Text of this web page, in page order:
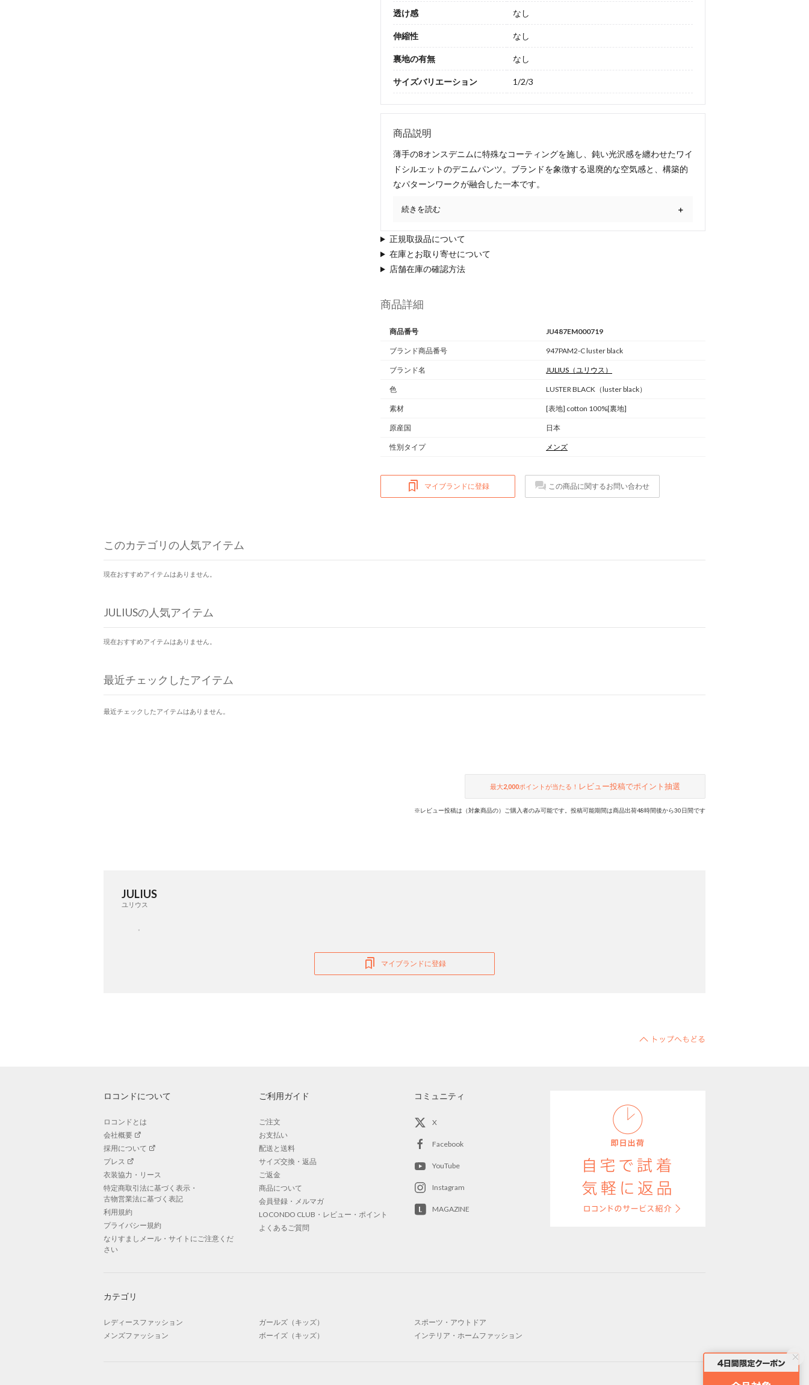
透け感 なし
伸縮性 なし
裏地の有無 なし
サイズバリエーション 1/2/3
商品説明
薄手の8オンスデニムに特殊なコーティングを施し、鈍い光沢感を纏わせたワイ
ドシルエットのデニムパンツ。ブランドを象徴する退廃的な空気感と、構築的
なパターンワークが融合した一本です。
続きを読む
正規取扱品について
在庫とお取り寄せについて
店舗在庫の確認方法
商品詳細
商品番号 JU487EM000719
ブランド商品番号 947PAM2-C luster black
ブランド名 JULIUS （ユリウス）
色 LUSTER BLACK（luster black）
素材 [表地] cotton 100%[裏地]
原産国 日本
性別タイプ メンズ
マイブランドに登録 この商品に関するお問い合わせ
このカテゴリの人気アイテム
現在おすすめアイテムはありません。
JULIUSの人気アイテム
現在おすすめアイテムはありません。
最近チェックしたアイテム
最近チェックしたアイテムはありません。
最大2,000ポイントが当たる！ レビュー投稿でポイント抽選
※レビュー投稿は（対象商品の）ご購入者のみ可能です。投稿可能期間は商品出荷48時間後から30日間です
JULIUS
ユリウス
マイブランドに登録
ロコンドについて
ロコンドとは
会社概要
採用について
プレス
衣装協力・リース
特定商取引法に基づく表示・
古物営業法に基づく表記
利用規約
プライバシー規約
なりすましメール・サイトにご注意くだ
さい
ご利用ガイド
ご注文
お支払い
配送と送料
サイズ交換・返品
ご返金
商品について
会員登録・メルマガ
LOCONDO CLUB・レビュー・ポイント
よくあるご質問
コミュニティ
X
Facebook
YouTube
Instagram
MAGAZINE
カテゴリ
レディースファッション
メンズファッション
ガールズ（キッズ）
ボーイズ（キッズ）
スポーツ・アウトドア
インテリア・ホームファッション